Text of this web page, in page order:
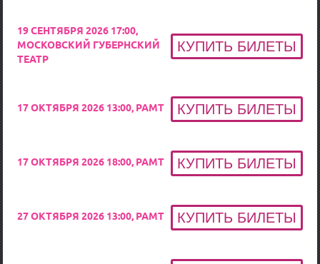
19 СЕНТЯБРЯ 2026 17:00,
МОСКОВСКИЙ ГУБЕРНСКИЙ
ТЕАТР
17 ОКТЯБРЯ 2026 13:00, РАМТ
17 ОКТЯБРЯ 2026 18:00, РАМТ
27 ОКТЯБРЯ 2026 13:00, РАМТ